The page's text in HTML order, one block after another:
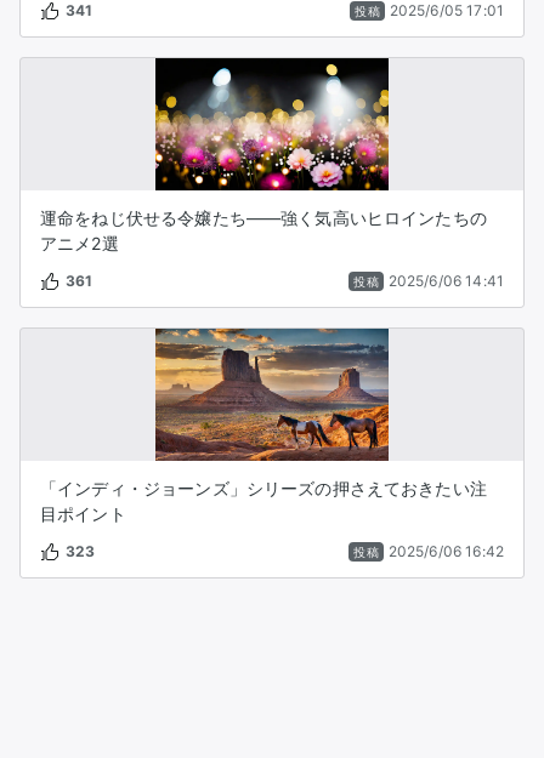
341 投稿 2025/6/05 17:01
運命をねじ伏せる令嬢たち――強く気高いヒロインたちの
アニメ2選
361 投稿 2025/6/06 14:41
「インディ・ジョーンズ」シリーズの押さえておきたい注
目ポイント
323 投稿 2025/6/06 16:42